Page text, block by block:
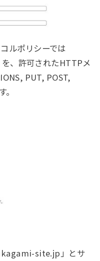
ルポリシーでは
、許可されたHTTPメ
PUT, POST,
site.jp」とサ